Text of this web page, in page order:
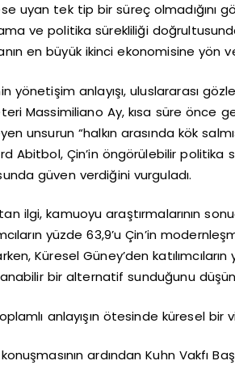
uyan tek tip bir süreç olmadığını
ve politika sürekliliği
en büyük ikinci ekonomisine yön
yönetişim anlayışı, uluslararası
Massimiliano Ay, kısa süre önce
unsurun “halkın arasında kök
Abitbol, Çin’in öngörülebilir
güven verdiğini vurguladı.
ilgi, kamuoyu araştırmalarının
yüzde 63,9’u Çin’in
Küresel Güney’den
bir alternatif sunduğunu
anlayışın ötesinde küresel bir
konuşmasının ardından Kuhn Vakfı